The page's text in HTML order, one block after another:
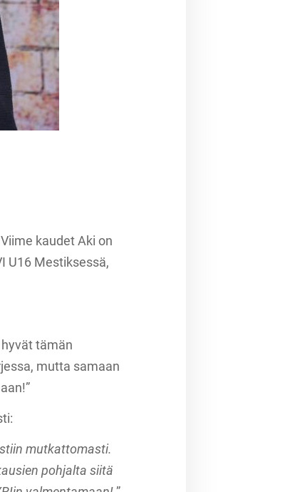
kaudet Aki on
U16 Mestiksessä,
tämän
mutta samaan
mutkattomasti.
pohjalta siitä